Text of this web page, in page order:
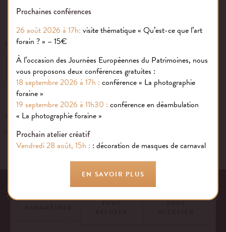
Prochaines conférences
26 août 2026 à 17h: visite thématique « Qu’est-ce que l’art
forain ? » – 15€
À l’occasion des Journées Européennes du Patrimoines, nous
vous proposons deux conférences gratuites :
18 septembre 2026 à 17h : conférence « La photographie
foraine »
19 septembre 2026 à 11h30 : conférence en déambulation
« La photographie foraine »
Prochain atelier créatif
Vendredi 28 août, 15h : : décoration de masques de carnaval
EN SAVOIR PLUS
INSCRIVEZ-VOUS À NOTRE NEWSLETTER
UN ÉVÉNEMENT, UNE QUESTION ?
+33 (0)1 43 40 16 22
53 AVENUE DES TERROIRS DE FRANCE, 75012 PARIS | FRANCE
Gestion des cookies
Nous utilisons des cookies sur notre site internet pour rendre votre
expérience aussi douce qu’une confiserie foraine !
TOUT
TOUT